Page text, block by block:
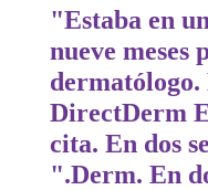
"Estaba en
nueve meses
dermatólogo.
DirectDerm
cita. En dos
".Derm. En